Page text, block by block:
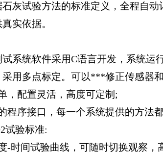
灰试验方法的标准定义，全程自
实依据。
系统软件采用C语言开发，系统运
用多点标定。可以***修正传感器
，配置灵活，高度可定制 ;
程序接口，每一个系统提供的方法
试验标准:
-时间试验曲线，可随时切换观察，